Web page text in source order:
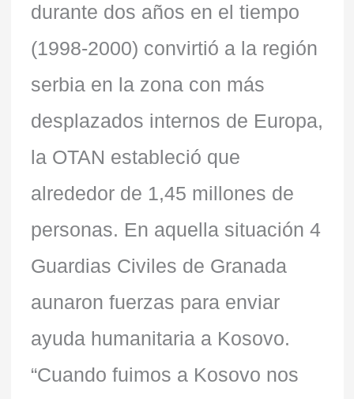
durante dos años en el tiempo
(1998-2000) convirtió a la región
serbia en la zona con más
desplazados internos de Europa,
la OTAN estableció que
alrededor de 1,45 millones de
personas. En aquella situación 4
Guardias Civiles de Granada
aunaron fuerzas para enviar
ayuda humanitaria a Kosovo.
“Cuando fuimos a Kosovo nos